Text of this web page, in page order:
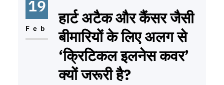
क्लेम के
19
Feb
हार्ट अटैक और कैंसर जैसी
बीमारियों के लिए अलग से
‘क्रिटिकल इलनेस कवर’
क्यों जरूरी है?